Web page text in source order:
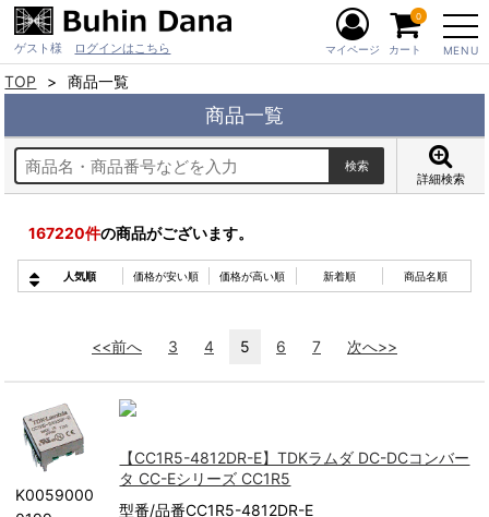
ゲスト様 ログインはこちら MENU
マイページ カート
0
TOP 商品一覧
商品一覧
詳細検索
167220件の商品がございます。
人気順 価格が安い順 価格が高い順 新着順 商品名順
<<前へ 3 4 5 6 7 次へ>>
K0059000
【CC1R5-4812DR-E】TDKラムダ DC-DCコンバー
タ CC-Eシリーズ CC1R5
型番/品番CC1R5-4812DR-E